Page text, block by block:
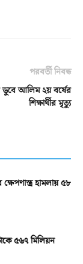
পরবর্তী নিবন্ধ
আলিম ২য় বর্ষের
শিক্ষার্থীর মৃত্যু
হামলায় ৫৮
৫৬৭ মিলিয়ন